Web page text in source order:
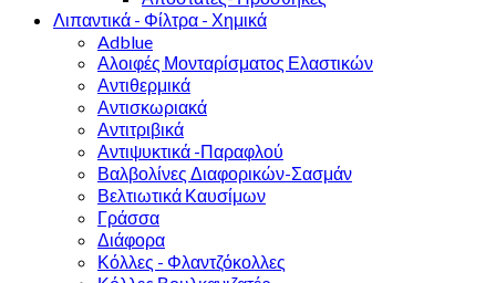
Λιπαντικά - Φίλτρα - Χημικά
Adblue
Αλοιφές Μονταρίσματος Ελαστικών
Αντιθερμικά
Αντισκωριακά
Αντιτριβικά
Αντιψυκτικά -Παραφλού
Βαλβολίνες Διαφορικών-Σασμάν
Βελτιωτικά Καυσίμων
Γράσσα
Διάφορα
Κόλλες - Φλαντζόκολλες